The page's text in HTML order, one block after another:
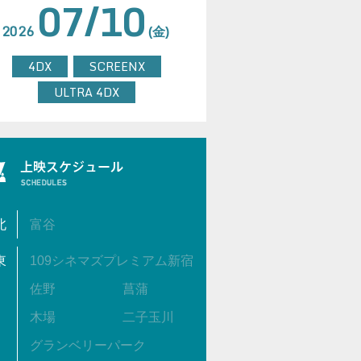
2026 07/10 (金)
4DX
SCREENX
ULTRA 4DX
富谷
109シネマズプレミアム新宿
佐野 菖蒲
木場 二子玉川
グランベリーパーク